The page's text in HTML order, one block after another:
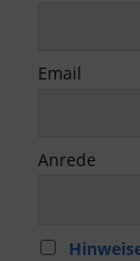
Email
Anrede